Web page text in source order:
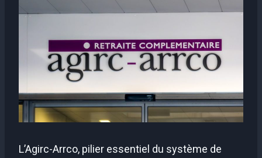
L’Agirc-Arrco, pilier essentiel du système de